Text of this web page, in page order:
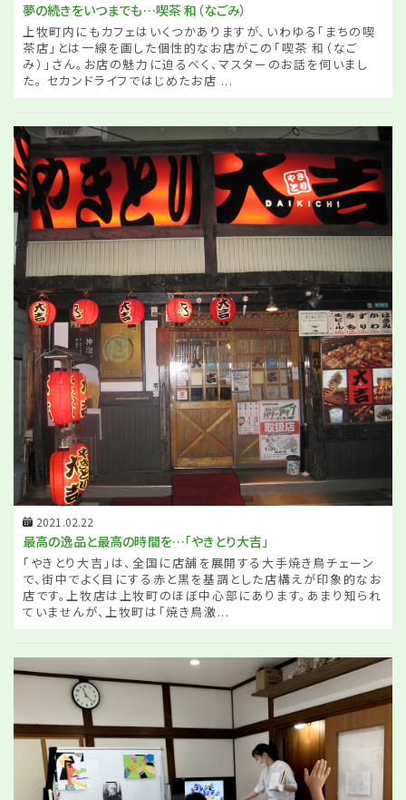
夢の続きをいつまでも…喫茶 和（なごみ）
上牧町内にもカフェはいくつかありますが、いわゆる「まちの喫
茶店」とは一線を画した個性的なお店がこの「喫茶 和（なご
み）」さん。お店の魅力に迫るべく、マスターのお話を伺いまし
た。 セカンドライフではじめたお店 ...
2021.02.22
最高の逸品と最高の時間を…「やきとり大吉」
「やきとり大吉」は、全国に店舗を展開する大手焼き鳥チェーン
で、街中でよく目にする赤と黒を基調とした店構えが印象的なお
店です。上牧店は上牧町のほぼ中心部にあります。あまり知られ
ていませんが、上牧町は「焼き鳥激...